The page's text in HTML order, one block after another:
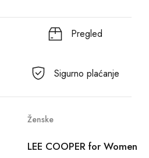
Pregled
Sigurno plaćanje
Ženske
LEE COOPER for Women